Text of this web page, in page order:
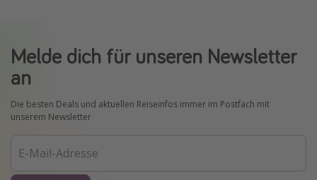
Melde dich für unseren Newsletter
an
Die besten Deals und aktuellen Reiseinfos immer im Postfach mit
unserem Newsletter